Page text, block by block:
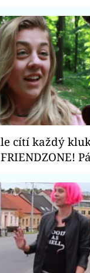
cítí každý